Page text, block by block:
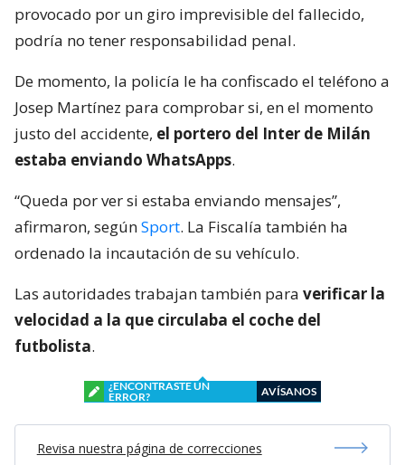
provocado por un giro imprevisible del fallecido,
podría no tener responsabilidad penal.
De momento, la policía le ha confiscado el teléfono a
Josep Martínez para comprobar si, en el momento
justo del accidente, el portero del Inter de Milán
estaba enviando WhatsApps.
“Queda por ver si estaba enviando mensajes”,
afirmaron, segúnSport. La Fiscalía también ha
ordenado la incautación de su vehículo.
Las autoridades trabajan también para verificar la
velocidad a la que circulaba el coche del
futbolista.
¿ENCONTRASTE UN
ERROR?
AVÍSANOS
Revisa nuestra página de correcciones